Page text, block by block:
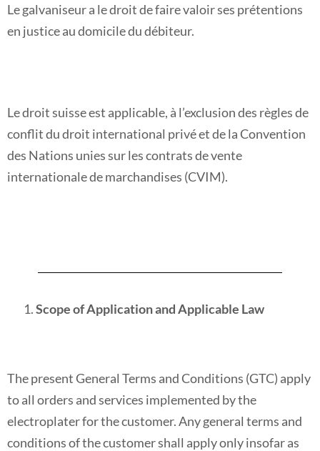
Le galvaniseur a le droit de faire valoir ses prétentions
en justice au domicile du débiteur.
Le droit suisse est applicable, à l’exclusion des règles de
conflit du droit international privé et de la Convention
des Nations unies sur les contrats de vente
internationale de marchandises (CVIM).
Scope of Application and Applicable Law
The present General Terms and Conditions (GTC) apply
to all orders and services implemented by the
electroplater for the customer. Any general terms and
conditions of the customer shall apply only insofar as